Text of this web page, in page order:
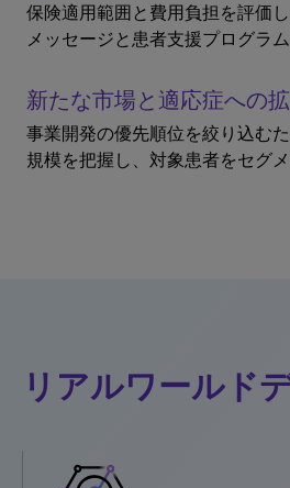
保険適用範囲と費用負担を評価
メッセージと患者支援プログラム
新たな市場と適応症への
事業開発の優先順位を絞り込む
規模を把握し、対象患者をセグメ
リアルワールド